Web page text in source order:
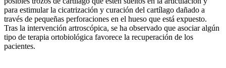
para estimular la cicatrización y curación del cartílago dañado a
través de pequeñas perforaciones en el hueso que está expuesto.
Tras la intervención artroscópica, se ha observado que asociar algún
tipo de terapia ortobiológica favorece la recuperación de los
pacientes.